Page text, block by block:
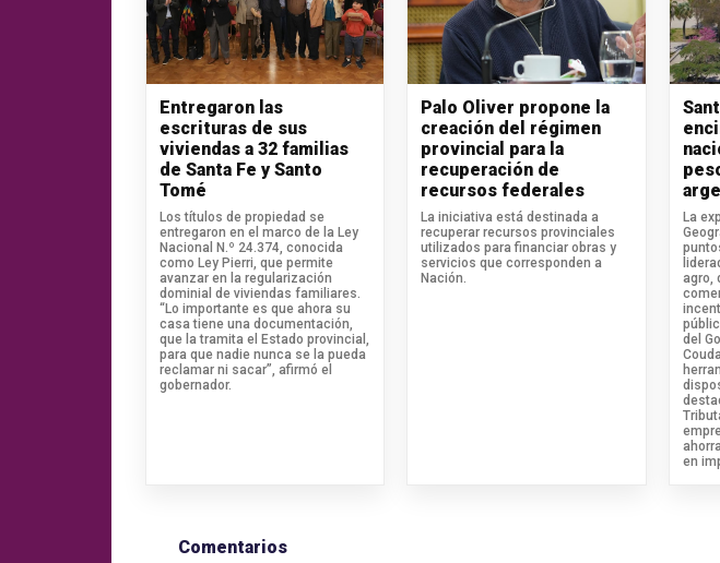
Entregaron las
escrituras de sus
viviendas a 32 familias
de Santa Fe y Santo
Tomé
Los títulos de propiedad se
entregaron en el marco de la Ley
Nacional N.º 24.374, conocida
como Ley Pierri, que permite
avanzar en la regularización
dominial de viviendas familiares.
“Lo importante es que ahora su
casa tiene una documentación,
que la tramita el Estado provincial,
para que nadie nunca se la pueda
reclamar ni sacar”, afirmó el
gobernador.
Palo Oliver propone la
creación del régimen
provincial para la
recuperación de
recursos federales
La iniciativa está destinada a
recuperar recursos provinciales
utilizados para financiar obras y
servicios que corresponden a
Nación.
La
agro,
del
en
Comentarios